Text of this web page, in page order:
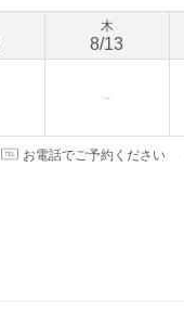
木
8/13
お電話でご予約ください